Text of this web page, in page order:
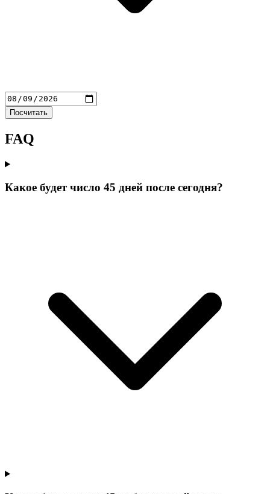
Посчитать
FAQ
Какое будет число 45 дней после сегодня?